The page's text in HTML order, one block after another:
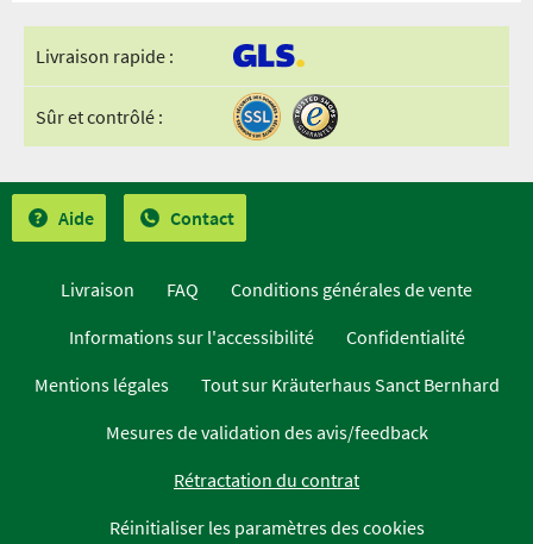
Livraison rapide :
Sûr et contrôlé :
Aide Contact
Livraison FAQ
Conditions générales de vente
Informations sur l'accessibilité
Confidentialité
Mentions légales
Tout sur Kräuterhaus Sanct Bernhard
Mesures de validation des avis/feedback
Rétractation du contrat
Réinitialiser les paramètres des cookies